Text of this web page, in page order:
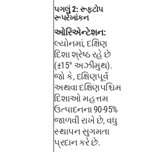
પગલું 2: રૂફટોપ
રૂપરેખાંકન
ઓરિએન્ટેશન:
લ્યોનમાં, દક્ષિણ
દિશા શ્રેષ્ઠ રહે છે
(±15° અઝીમુથ).
જો કે, દક્ષિણપૂર્વ
અથવા દક્ષિણપશ્ચિમ
દિશાઓ મહત્તમ
ઉત્પાદનના 90-95%
જાળવી રાખે છે, વધુ
સ્થાપન સુગમતા
પ્રદાન કરે છે.